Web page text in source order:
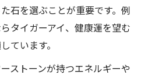
石を選ぶことが重要です。例
タイガーアイ、健康運を望む
ています。
ストーンが持つエネルギーや